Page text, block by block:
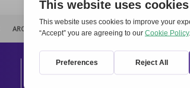
ARCHIVIO CONTATTI ATTÌVATI
Kontakt